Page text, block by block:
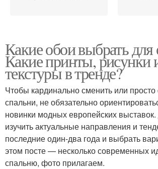
Сочетания в спальне Обои
Какие обои выбрать для
Какие принты, рисунки
текстуры в тренде?
Чтобы кардинально сменить или
спальни, не обязательно
новинки модных европейских
изучить актуальные направления и
последние один-два года и выбрать
этом посте — несколько современных
спальню, фото прилагаем.